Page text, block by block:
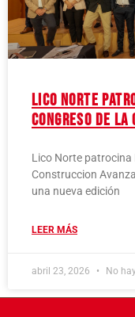
Lico Norte
Congreso de la
Lico Norte patrocina
Construccion
una nueva edición
LEER MÁS
abril 23, 2026 No